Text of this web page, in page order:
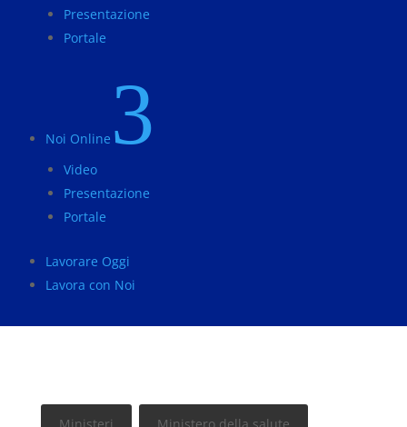
Presentazione
Portale
Noi Online 3
Video
Presentazione
Portale
Lavorare Oggi
Lavora con Noi